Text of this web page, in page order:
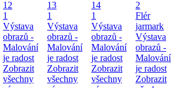
12
1
Výstava
obrazů -
Malování
je radost
Zobrazit
všechny
13
1
Výstava
obrazů -
Malování
je radost
Zobrazit
všechny
14
1
Výstava
obrazů -
Malování
je radost
Zobrazit
všechny
2
Flér
jarmark
Výstava
obrazů -
Malování
je radost
Zobrazit